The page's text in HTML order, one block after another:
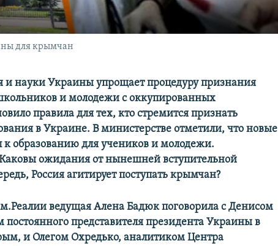
для крымчан
и науки Украины упрощает процедуру признания
и молодежи с оккупированных
правила для тех, кто стремится признать
в Украине. В министерстве отметили, что новые
к образованию для учеников и молодежи.
Каковы ожидания от нынешней вступительной
Россия агитирует поступать крымчан?
ведущая Алена Бадюк поговорила с Денисом
представителя президента Украины в
и Олегом Охредько, аналитиком Центра